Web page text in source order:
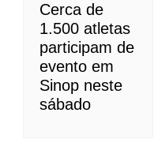
Cerca de
1.500 atletas
participam de
evento em
Sinop neste
sábado